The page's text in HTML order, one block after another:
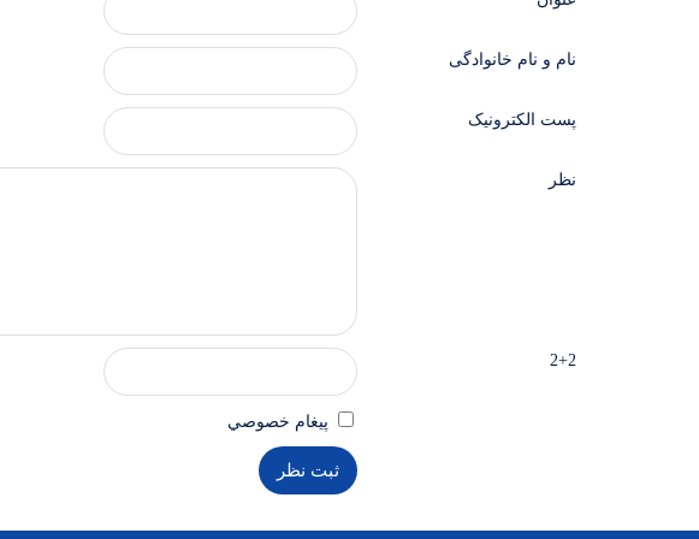
نام و نام خانوادگی
پست الکترونیک
نظر
2+2
پيغام خصوصي